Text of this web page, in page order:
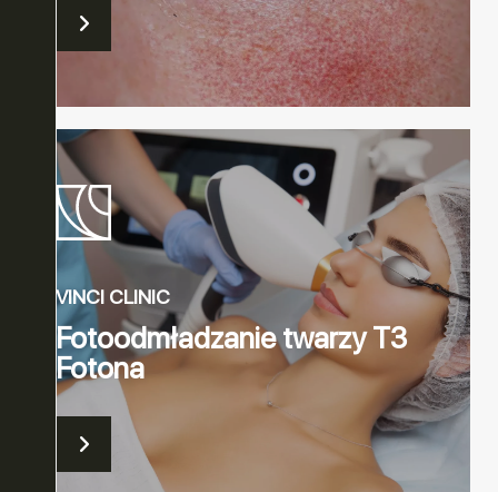
VINCI CLINIC
Fotoodmładzanie twarzy T3
Fotona